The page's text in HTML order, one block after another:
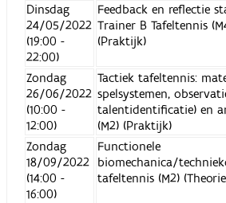
Dinsdag
24/05/2022
(19:00 -
22:00)
Feedback en reflectie
Trainer B Tafeltennis
(Praktijk)
Zondag
26/06/2022
(10:00 -
12:00)
Tactiek tafeltennis:
spelsystemen,
talentidentificatie) en
(M2) (Praktijk)
Zondag
18/09/2022
(14:00 -
16:00)
Functionele
biomechanica/
tafeltennis (M2)